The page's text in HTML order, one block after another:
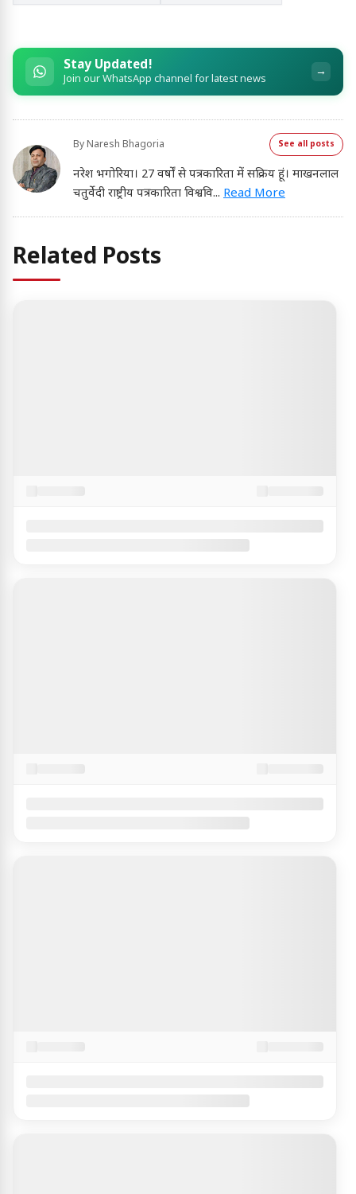
Stay Updated!
Join our WhatsApp channel for latest news →
By Naresh Bhagoria See all posts
नरेश भगोरिया। 27 वर्षों से पत्रकारिता में सक्रिय हूं। माखनलाल
चतुर्वेदी राष्ट्रीय पत्रकारिता विश्ववि... Read More
Related Posts